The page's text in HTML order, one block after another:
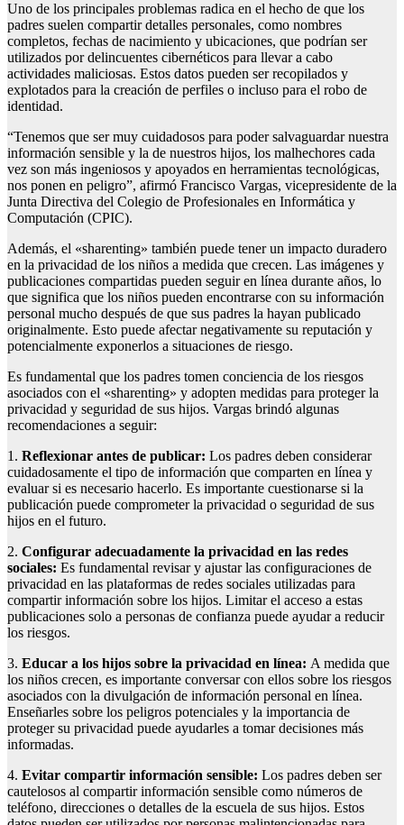
Uno de los principales problemas radica en el hecho de que los
padres suelen compartir detalles personales, como nombres
completos, fechas de nacimiento y ubicaciones, que podrían ser
utilizados por delincuentes cibernéticos para llevar a cabo
actividades maliciosas. Estos datos pueden ser recopilados y
explotados para la creación de perfiles o incluso para el robo de
identidad.
“Tenemos que ser muy cuidadosos para poder salvaguardar nuestra
información sensible y la de nuestros hijos, los malhechores cada
vez son más ingeniosos y apoyados en herramientas tecnológicas,
nos ponen en peligro”, afirmó Francisco Vargas, vicepresidente de la
Junta Directiva del Colegio de Profesionales en Informática y
Computación (CPIC).
Además, el «sharenting» también puede tener un impacto duradero
en la privacidad de los niños a medida que crecen. Las imágenes y
publicaciones compartidas pueden seguir en línea durante años, lo
que significa que los niños pueden encontrarse con su información
personal mucho después de que sus padres la hayan publicado
originalmente. Esto puede afectar negativamente su reputación y
potencialmente exponerlos a situaciones de riesgo.
Es fundamental que los padres tomen conciencia de los riesgos
asociados con el «sharenting» y adopten medidas para proteger la
privacidad y seguridad de sus hijos. Vargas brindó algunas
recomendaciones a seguir:
1. Reflexionar antes de publicar: Los padres deben considerar
cuidadosamente el tipo de información que comparten en línea y
evaluar si es necesario hacerlo. Es importante cuestionarse si la
publicación puede comprometer la privacidad o seguridad de sus
hijos en el futuro.
2. Configurar adecuadamente la privacidad en las redes
sociales: Es fundamental revisar y ajustar las configuraciones de
privacidad en las plataformas de redes sociales utilizadas para
compartir información sobre los hijos. Limitar el acceso a estas
publicaciones solo a personas de confianza puede ayudar a reducir
los riesgos.
3. Educar a los hijos sobre la privacidad en línea: A medida que
los niños crecen, es importante conversar con ellos sobre los riesgos
asociados con la divulgación de información personal en línea.
Enseñarles sobre los peligros potenciales y la importancia de
proteger su privacidad puede ayudarles a tomar decisiones más
informadas.
4. Evitar compartir información sensible: Los padres deben ser
cautelosos al compartir información sensible como números de
teléfono, direcciones o detalles de la escuela de sus hijos. Estos